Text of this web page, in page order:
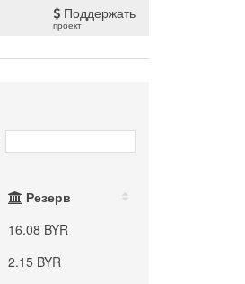
Поддержать
проект
Резерв
16.08 BYR
2.15 BYR